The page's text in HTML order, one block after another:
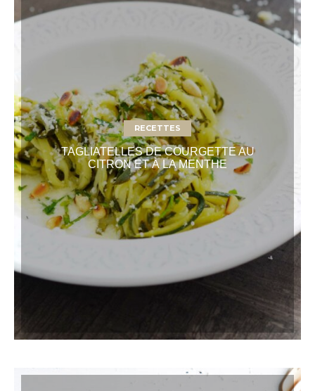
RECETTES
TAGLIATELLES DE COURGETTE AU
CITRON ET À LA MENTHE